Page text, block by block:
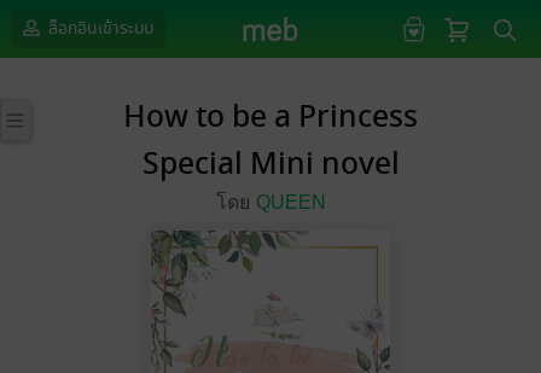
ล็อกอินเข้าระบบ
How to be a Princess
Special Mini novel
โดย QUEEN